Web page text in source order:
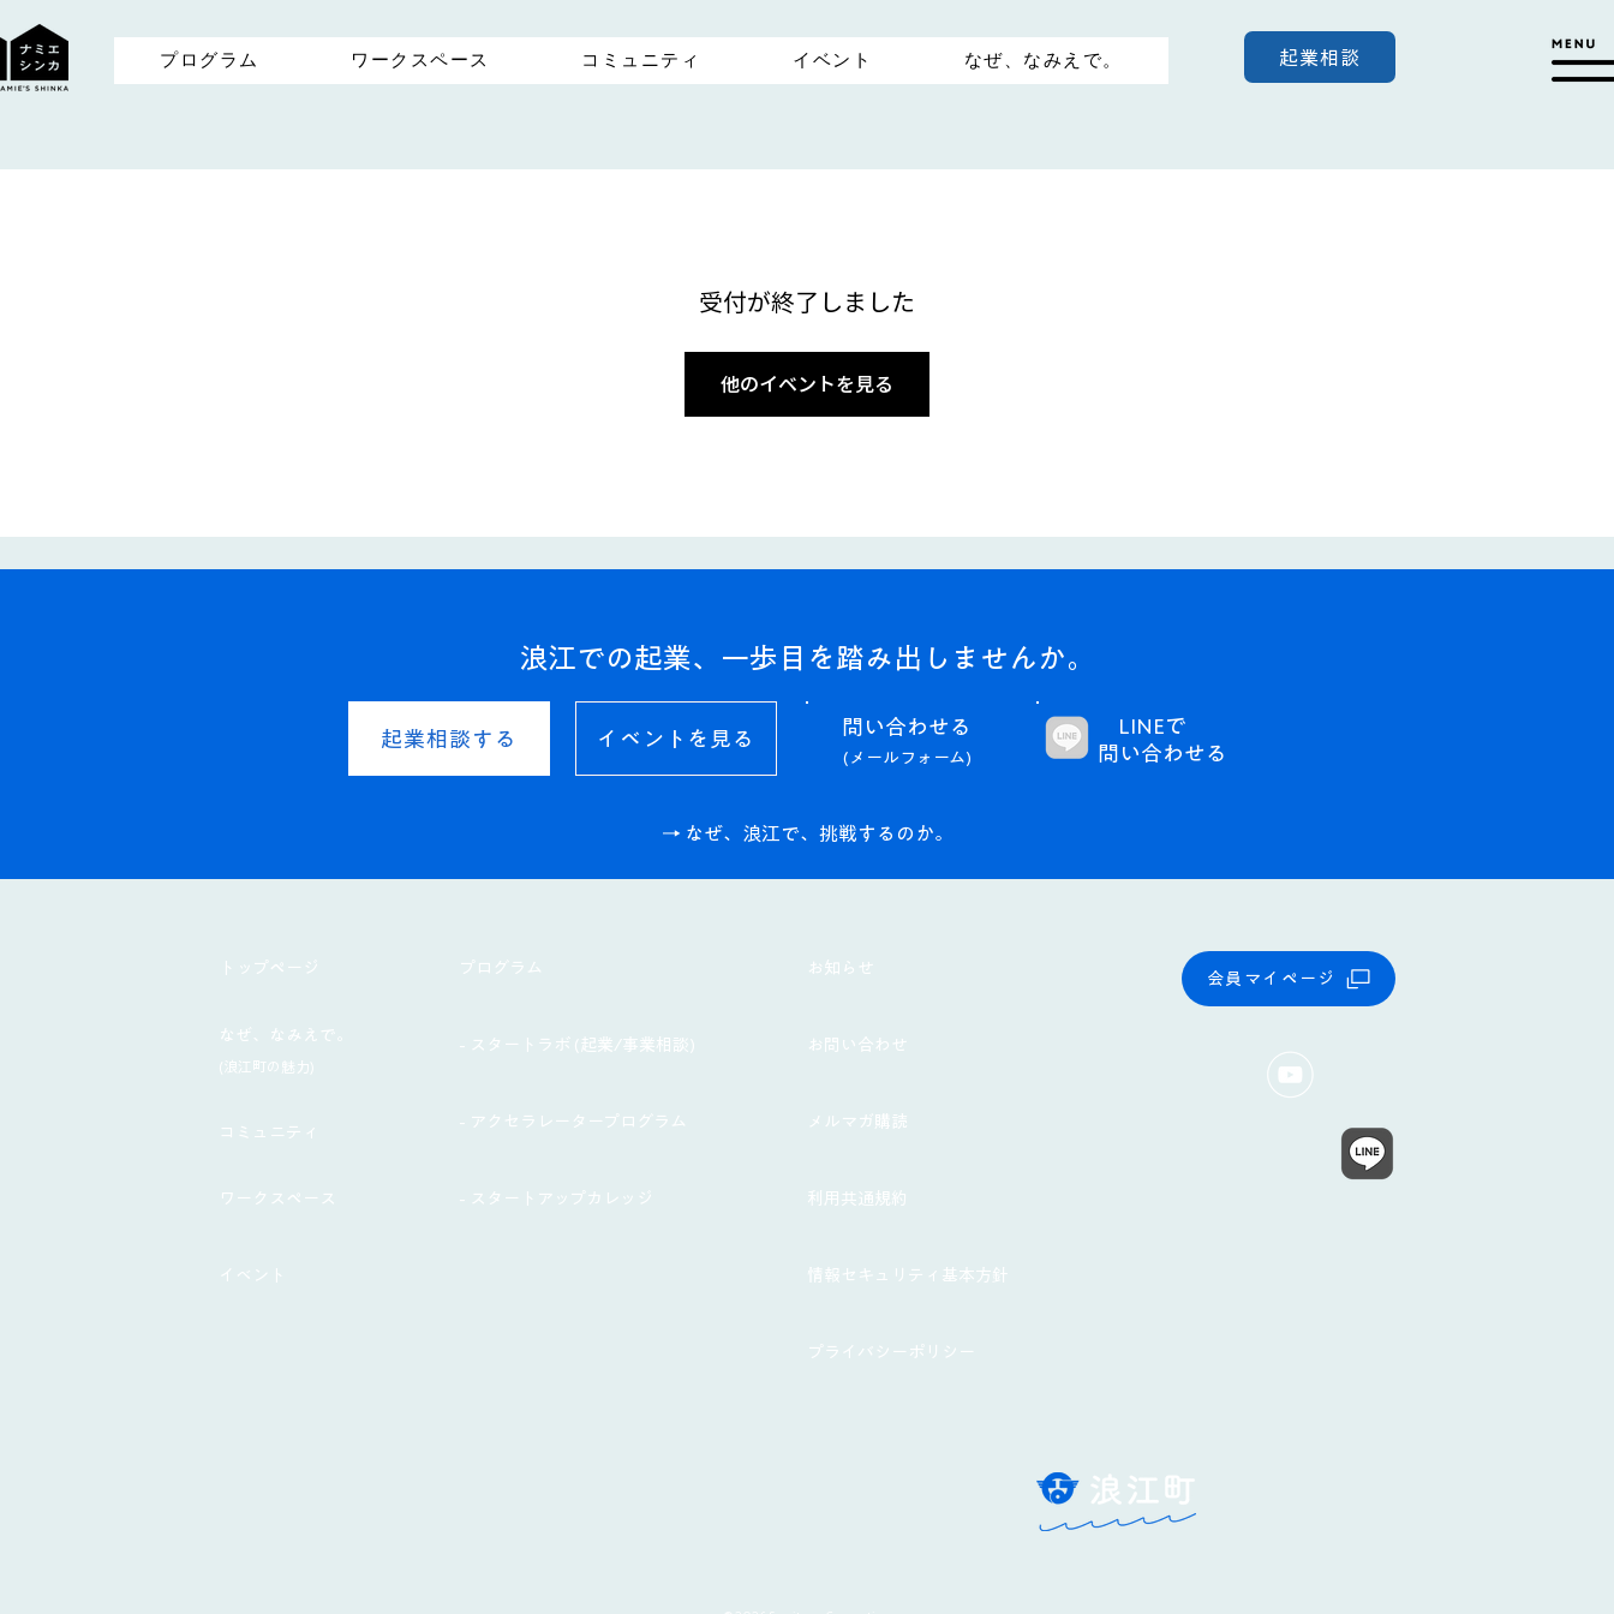
プログラム ワークスペース コミュニティ イベント なぜ、なみえで。 起業相談
受付が終了しました
他のイベントを見る
浪江での起業、一歩目を踏み出しませんか。
起業相談する イベントを見る
(メールフォーム)
問い合わせる​
問い合わせる​
LINEで
→ なぜ、浪江で、挑戦するのか。
​トップページ プログラム
なぜ、なみえで。
(浪江町の魅力)
コミュニティ
- スタートラボ (起業/事業相談)
- アクセラレータープログラム
- スタートアップカレッジ
ワークスペース
イベント
お知らせ
お問い合わせ
メルマガ購読
利用共通規約
情報セキュリティ基本方針
会員マイページ
プライバシーポリシー